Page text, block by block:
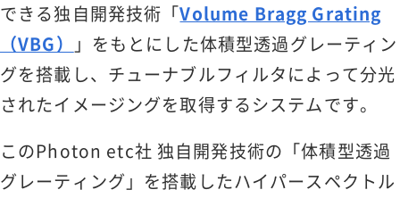
できる独自開発技術「Volume Bragg Grating
（VBG）
」をもとにした体積型透過グレーティン
グを搭載し、チューナブルフィルタによって分光
されたイメージングを取得するシステムです。
このPhoton etc社 独自開発技術の「体積型透過
グレーティング」を搭載したハイパースペクトル